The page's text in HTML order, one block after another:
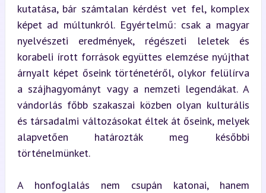
kutatása, bár számtalan kérdést vet fel, komplex
képet ad múltunkról. Egyértelmű: csak a magyar
nyelvészeti eredmények, régészeti leletek és
korabeli írott források együttes elemzése nyújthat
árnyalt képet őseink történetéről, olykor felülírva
a szájhagyományt vagy a nemzeti legendákat. A
vándorlás főbb szakaszai közben olyan kulturális
és társadalmi változásokat éltek át őseink, melyek
alapvetően határozták meg későbbi
történelmünket.
A honfoglalás nem csupán katonai, hanem